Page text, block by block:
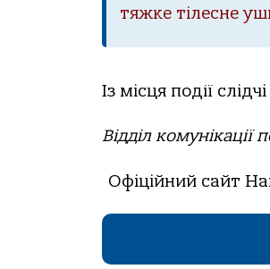
тяжке тілесне
Із місця події
Відділ комунікації
Офіційний сайт